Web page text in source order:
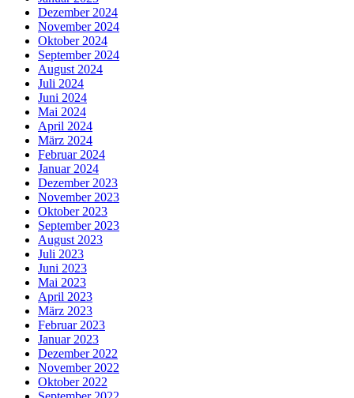
Dezember 2024
November 2024
Oktober 2024
September 2024
August 2024
Juli 2024
Juni 2024
Mai 2024
April 2024
März 2024
Februar 2024
Januar 2024
Dezember 2023
November 2023
Oktober 2023
September 2023
August 2023
Juli 2023
Juni 2023
Mai 2023
April 2023
März 2023
Februar 2023
Januar 2023
Dezember 2022
November 2022
Oktober 2022